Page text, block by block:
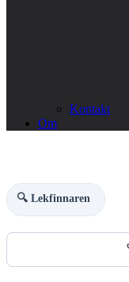
Kontakt
Om
🔍 Lekfinnaren